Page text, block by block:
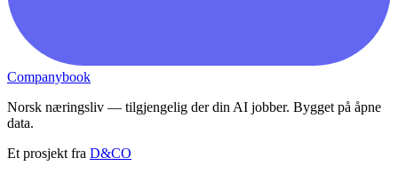
Companybook
Norsk næringsliv — tilgjengelig der din AI jobber. Bygget på åpne
data.
Et prosjekt fra D&CO